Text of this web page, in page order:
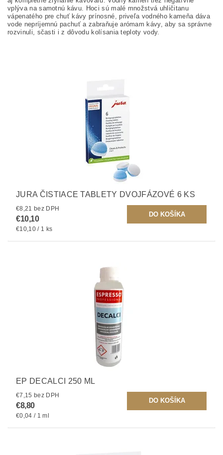
vplýva na samotnú kávu. Hoci sú malé množstvá uhličitanu
vápenatého pre chuť kávy prínosné, priveľa vodného kameňa dáva
vode nepríjemnú pachuť a zabraňuje arómam kávy, aby sa správne
rozvinuli, sčasti i z dôvodu kolísania teploty vody.
JURA ČISTIACE TABLETY DVOJFÁZOVÉ 6 KS
€8,21 bez DPH
€10,10
€10,10 / 1 ks
EP DECALCI 250 ML
€7,15 bez DPH
€8,80
€0,04 / 1 ml